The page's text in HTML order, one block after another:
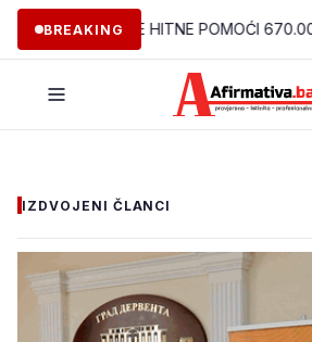
BREAKING
SLUŽBE HITNE POMOĆI 670.000 KM•
IZDVOJENI ČLANCI